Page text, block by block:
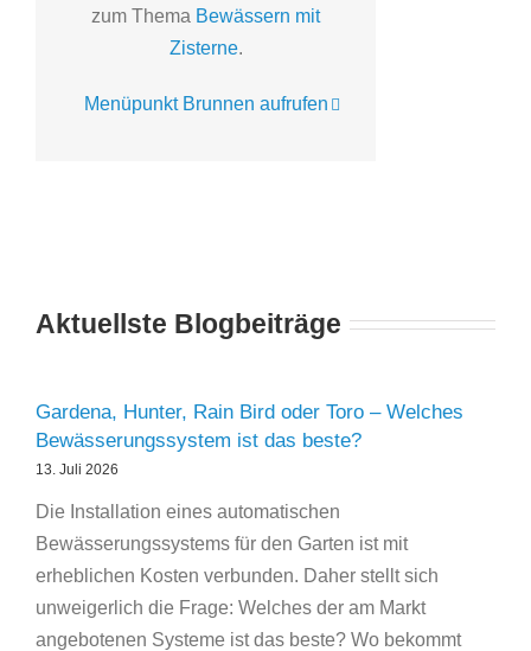
zum Thema Bewässern mit
Zisterne.
Menüpunkt Brunnen aufrufen
Aktuellste Blogbeiträge
Gardena, Hunter, Rain Bird oder Toro – Welches
Bewässerungssystem ist das beste?
13. Juli 2026
Die Installation eines automatischen
Bewässerungssystems für den Garten ist mit
erheblichen Kosten verbunden. Daher stellt sich
unweigerlich die Frage: Welches der am Markt
angebotenen Systeme ist das beste? Wo bekommt